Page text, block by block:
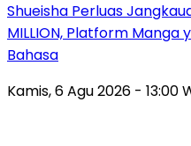
Shueisha Perluas
MILLION, Platform Manga
Bahasa
Kamis, 6 Agu 2026 - 13:00